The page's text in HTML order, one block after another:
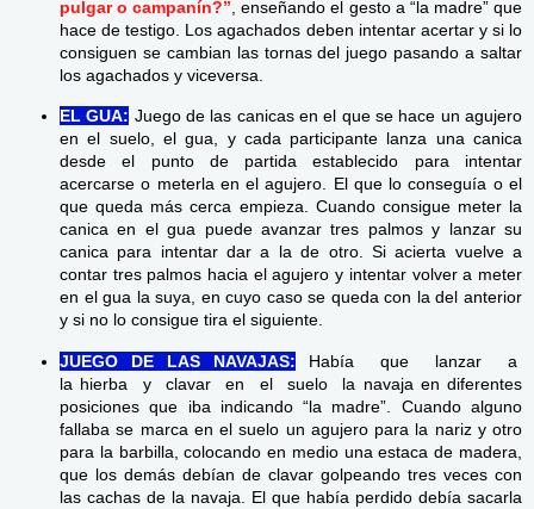
pulgar o campanín?” , enseñando el gesto a “la madre” que
hace de testigo. Los agachados deben intentar acertar y si lo
consiguen se cambian las tornas del juego pasando a saltar
los agachados y viceversa.
EL GUA: Juego de las canicas en el que se hace un agujero
en el suelo, el gua, y cada participante lanza una canica
desde el punto de partida establecido para intentar
acercarse o meterla en el agujero. El que lo conseguía o el
que queda más cerca empieza. Cuando consigue meter la
canica en el gua puede avanzar tres palmos y lanzar su
canica para intentar dar a la de otro. Si acierta vuelve a
contar tres palmos hacia el agujero y intentar volver a meter
en el gua la suya, en cuyo caso se queda con la del anterior
y si no lo consigue tira el siguiente.
JUEGO DE LAS NAVAJAS: Había que lanzar a
la hierba y clavar en el suelo la navaja en diferentes
posiciones que iba indicando “la madre”. Cuando alguno
fallaba se marca en el suelo un agujero para la nariz y otro
para la barbilla, colocando en medio una estaca de madera,
que los demás debían de clavar golpeando tres veces con
las cachas de la navaja. El que había perdido debía sacarla